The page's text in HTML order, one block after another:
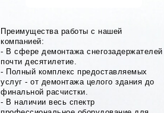
Преимущества работы с нашей
компанией:
- В сфере демонтажа снегозадержателей
почти десятилетие.
- Полный комплекс предоставляемых
услуг - от демонтажа целого здания до
финальной расчистки.
- В наличии весь спектр